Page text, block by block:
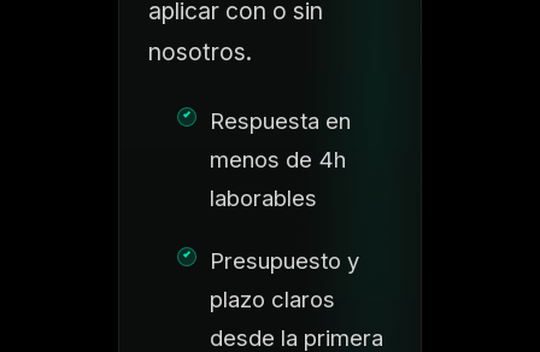
aplicar con o sin
nosotros.
Respuesta en
menos de 4h
laborables
Presupuesto y
plazo claros
desde la primera